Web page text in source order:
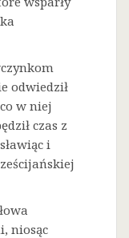
odwiedził
w niej
czas z
i
niosąc